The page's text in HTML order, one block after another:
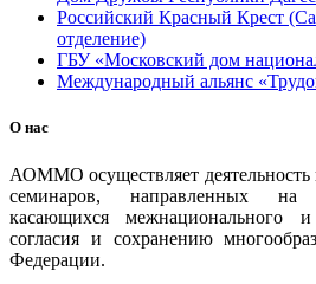
Российский Красный Крест
отделение)
ГБУ «Московский дом
Международный альянс
О нас
АОММО осуществляет
семинаров, направленных на
касающихся межнационального и
согласия и сохранению
Федерации.